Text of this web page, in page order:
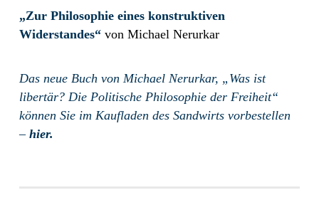
„Zur Philosophie eines konstruktiven
Widerstandes“ von Michael Nerurkar
Das neue Buch von Michael Nerurkar, „Was ist
libertär? Die Politische Philosophie der Freiheit“
können Sie im Kaufladen des Sandwirts vorbestellen
– hier.